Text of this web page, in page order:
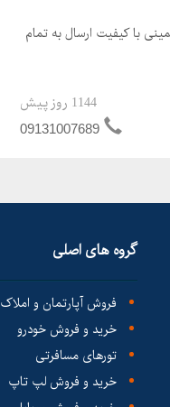
با کیفیت ارسال به تمام
1144 روز پیش
09131007689
گروه های اصلی
فروش آپارتمان و املاک
خرید و فروش خودرو
تورهای مسافرتی
خرید و فروش لپ تاپ